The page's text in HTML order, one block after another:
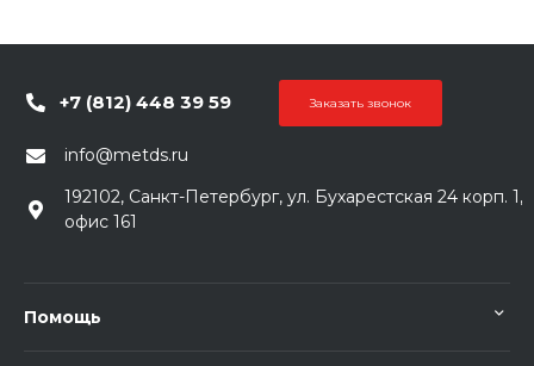
+7 (812) 448 39 59 Заказать звонок
info@metds.ru
192102, Санкт-Петербург, ул. Бухарестская 24 корп. 1,
офис 161
Помощь